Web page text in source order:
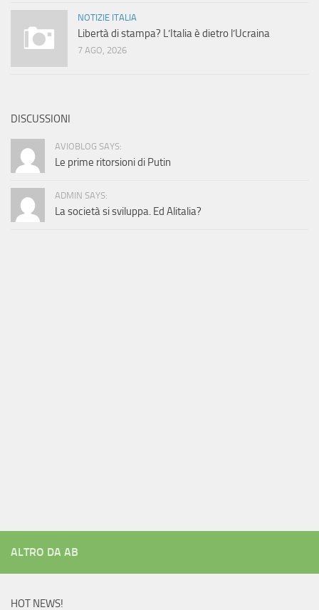
NOTIZIE ITALIA
Libertà di stampa? L’Italia è dietro l’Ucraina
7 AGO, 2026
DISCUSSIONI
AVIOBLOG SAYS:
Le prime ritorsioni di Putin
ADMIN SAYS:
La società si sviluppa. Ed Alitalia?
ALTRO DA AB
HOT NEWS!